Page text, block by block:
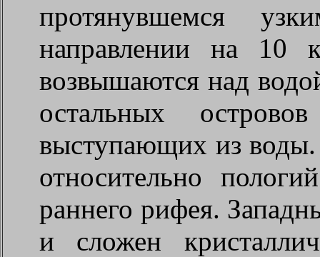
протянувшемся
направлении на 10
возвышаются над
остальных
выступающих из воды.
относительно
раннего рифея.
и сложен